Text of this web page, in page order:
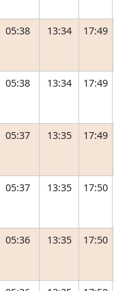
05:38 13:34 17:49
05:38 13:34 17:49
05:37 13:35 17:49
05:37 13:35 17:50
05:36 13:35 17:50